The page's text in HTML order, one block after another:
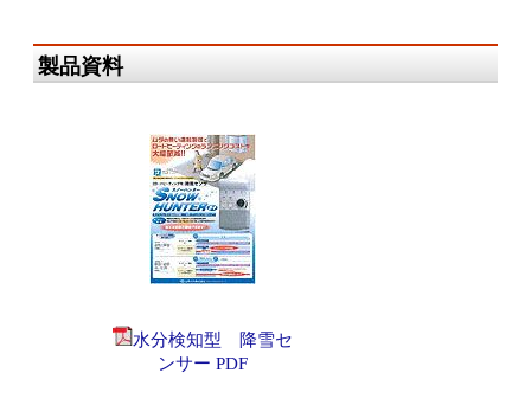
製品資料
水分検知型 降雪セ
ンサー PDF